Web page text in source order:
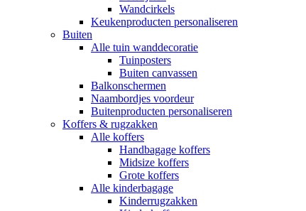
Wandcirkels
Keukenproducten personaliseren
Buiten
Alle tuin wanddecoratie
Tuinposters
Buiten canvassen
Balkonschermen
Naambordjes voordeur
Buitenproducten personaliseren
Koffers & rugzakken
Alle koffers
Handbagage koffers
Midsize koffers
Grote koffers
Alle kinderbagage
Kinderrugzakken